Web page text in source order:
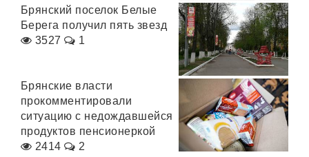
Брянский поселок Белые
Берега получил пять звезд
3527
1
Брянские власти
прокомментировали
ситуацию с недождавшейся
продуктов пенсионеркой
2414
2